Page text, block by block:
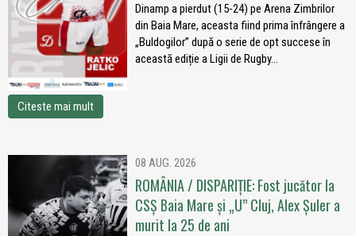
Dinamp a pierdut (15-24) pe Arena Zimbrilor
din Baia Mare, aceasta fiind prima înfrângere a
„Buldogilor” după o serie de opt succese în
această ediție a Ligii de Rugby...
Citeste mai mult
08 AUG. 2026
ROMÂNIA / DISPARIȚIE: Fost jucător la
CSȘ Baia Mare și „U” Cluj, Alex Șuler a
murit la 25 de ani